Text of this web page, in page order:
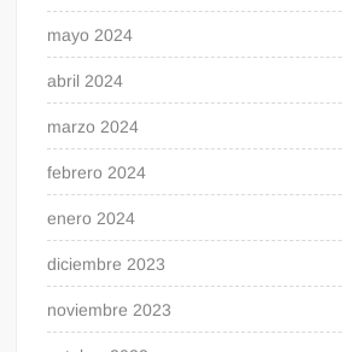
mayo 2024
abril 2024
marzo 2024
febrero 2024
enero 2024
diciembre 2023
noviembre 2023